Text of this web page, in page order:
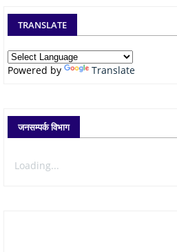
TRANSLATE
Powered by Translate
जनसम्पर्क विभाग
Loading...